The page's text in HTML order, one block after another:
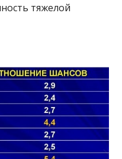
тяжелой